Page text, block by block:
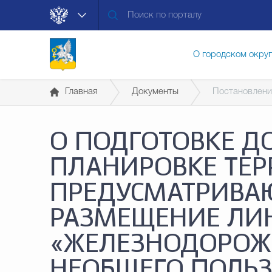
О городском
Муниципальные
Общественная
Открытые данные
Главная Документы
О ПОДГОТОВКЕ
ПЛАНИРОВКЕ
РАЗМЕЩЕНИЕ